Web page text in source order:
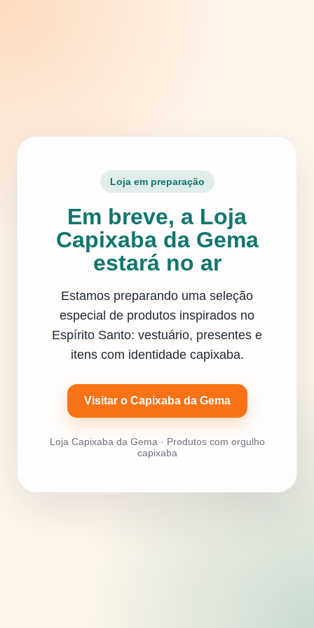
Loja em preparação
Em breve, a Loja
Capixaba da Gema
estará no ar
Estamos preparando uma seleção
especial de produtos inspirados no
Espírito Santo: vestuário, presentes e
itens com identidade capixaba.
Visitar o Capixaba da Gema
Loja Capixaba da Gema · Produtos com orgulho
capixaba